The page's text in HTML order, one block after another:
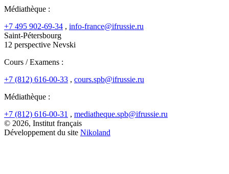
Médiathèque :
+7 495 902-69-34 , info-france@ifrussie.ru
Saint-Pétersbourg
12 perspective Nevski
Cours / Examens :
+7 (812) 616-00-33 , cours.spb@ifrussie.ru
Médiathèque :
+7 (812) 616-00-31 , mediatheque.spb@ifrussie.ru
© 2026, Institut français
Développement du site Nikoland